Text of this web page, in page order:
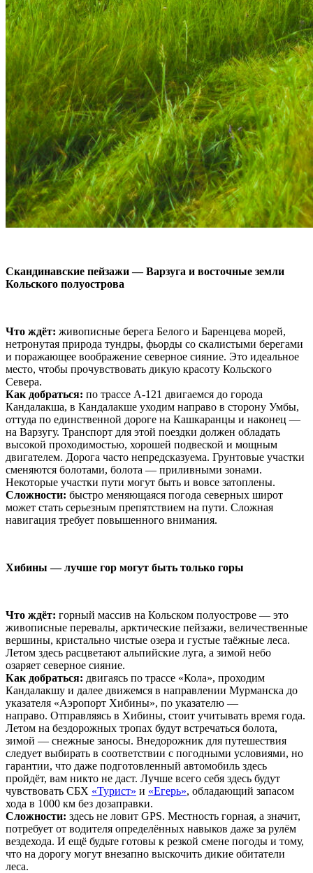
Скандинавские пейзажи — Варзуга и восточные земли
Кольского полуострова
Что ждëт: живописные берега Белого и Баренцева морей,
нетронутая природа тундры, фьорды со скалистыми берегами
и поражающее воображение северное сияние. Это идеальное
место, чтобы прочувствовать дикую красоту Кольского
Севера.
Как добраться: по трассе А-121 двигаемся до города
Кандалакша, в Кандалакше уходим направо в сторону Умбы,
оттуда по единственной дороге на Кашкаранцы и наконец —
на Варзугу. Транспорт для этой поездки должен обладать
высокой проходимостью, хорошей подвеской и мощным
двигателем. Дорога часто непредсказуема. Грунтовые участки
сменяются болотами, болота — приливными зонами.
Некоторые участки пути могут быть и вовсе затоплены.
Сложности: быстро меняющаяся погода северных широт
может стать серьезным препятствием на пути. Сложная
навигация требует повышенного внимания.
Хибины — лучше гор могут быть только горы
Что ждёт: горный массив на Кольском полуострове — это
живописные перевалы, арктические пейзажи, величественные
вершины, кристально чистые озера и густые таёжные леса.
Летом здесь расцветают альпийские луга, а зимой небо
озаряет северное сияние.
Как добраться: двигаясь по трассе «Кола», проходим
Кандалакшу и далее движемся в направлении Мурманска до
указателя «Аэропорт Хибины», по указателю —
направо. Отправляясь в Хибины, стоит учитывать время года.
Летом на бездорожных тропах будут встречаться болота,
зимой — снежные заносы. Внедорожник для путешествия
следует выбирать в соответствии с погодными условиями, но
гарантии, что даже подготовленный автомобиль здесь
пройдёт, вам никто не даст. Лучше всего себя здесь будут
чувствовать СБХ «Турист» и «Егерь», обладающий запасом
хода в 1000 км без дозаправки.
Сложности: здесь не ловит GPS. Местность горная, а значит,
потребует от водителя определённых навыков даже за рулём
вездехода. И ещё будьте готовы к резкой смене погоды и тому,
что на дорогу могут внезапно выскочить дикие обитатели
леса.